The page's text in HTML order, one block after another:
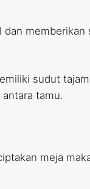
sudut
tamu.
meja